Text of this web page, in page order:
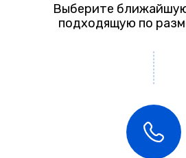
Выберите
подходящую по